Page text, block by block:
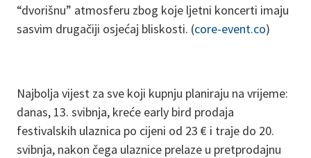
“dvorišnu” atmosferu zbog koje ljetni koncerti imaju
sasvim drugačiji osjećaj bliskosti. (core-event.co)
Najbolja vijest za sve koji kupnju planiraju na vrijeme:
danas, 13. svibnja, kreće early bird prodaja
festivalskih ulaznica po cijeni od 23 € i traje do 20.
svibnja, nakon čega ulaznice prelaze u pretprodajnu